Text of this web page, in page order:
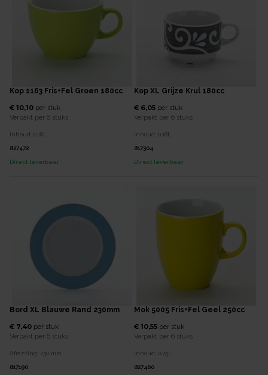
Kop 1163 Fris+Fel Groen 180cc
€ 10,10 per stuk
Verpakt per 6 stuks
Inhoud: 0,18L
827472
Direct leverbaar
Kop XL Grijze Krul 180cc
€ 6,05 per stuk
Verpakt per 6 stuks
Inhoud: 0,18L
817304
Direct leverbaar
Bord XL Blauwe Rand 230mm
€ 7,40 per stuk
Verpakt per 6 stuks
Afmeting: 230 mm
817190
Mok 5005 Fris+Fel Geel 250cc
€ 10,55 per stuk
Verpakt per 6 stuks
Inhoud: 0,25L
827460